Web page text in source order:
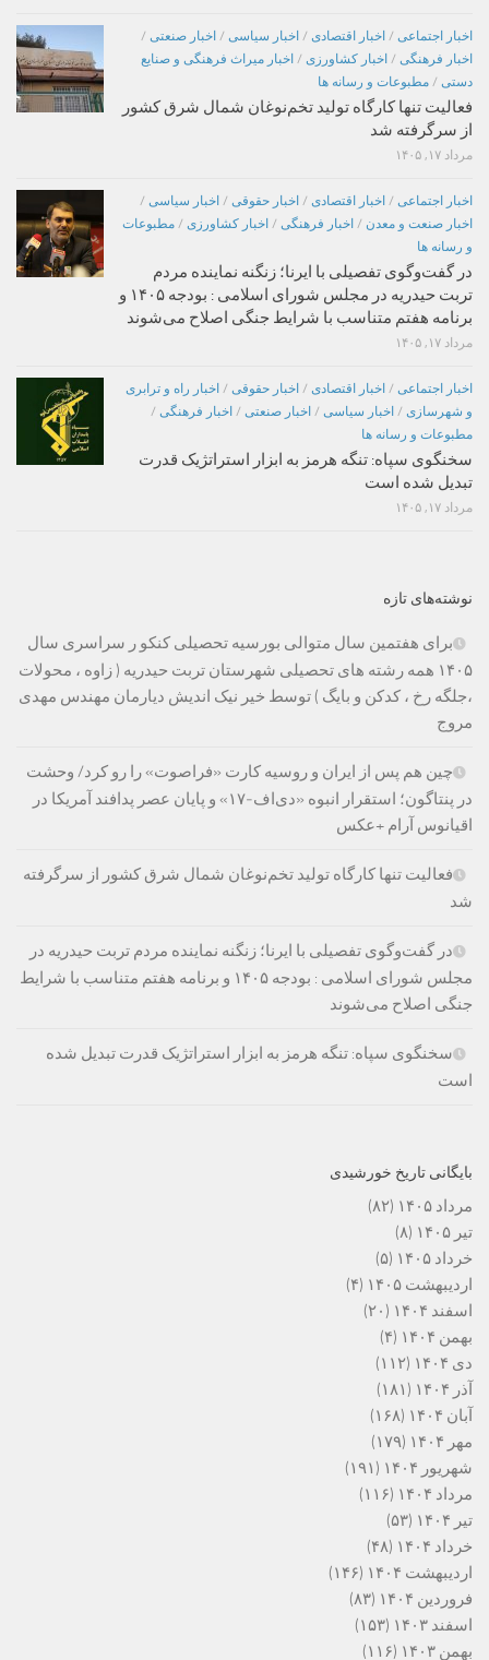
اخبار اجتماعی / اخبار اقتصادی / اخبار سیاسی / اخبار صنعتی /
اخبار فرهنگی / اخبار کشاورزی / اخبار میراث فرهنگی و صنایع
دستی / مطبوعات و رسانه ها
فعالیت تنها کارگاه تولید تخم‌نوغان شمال شرق کشور
از سرگرفته شد
مرداد ۱۷, ۱۴۰۵
اخبار اجتماعی / اخبار اقتصادی / اخبار حقوقی / اخبار سیاسی /
اخبار صنعت و معدن / اخبار فرهنگی / اخبار کشاورزی / مطبوعات
و رسانه ها
در گفت‌وگوی تفصیلی با ایرنا؛ زنگنه نماینده مردم
تربت حیدریه در مجلس شورای اسلامی : بودجه ۱۴۰۵ و
برنامه هفتم متناسب با شرایط جنگی اصلاح می‌شوند
مرداد ۱۷, ۱۴۰۵
اخبار اجتماعی / اخبار اقتصادی / اخبار حقوقی / اخبار راه و ترابری
و شهرسازی / اخبار سیاسی / اخبار صنعتی / اخبار فرهنگی /
مطبوعات و رسانه ها
سخنگوی سپاه: تنگه هرمز به ابزار استراتژیک قدرت
تبدیل شده است
مرداد ۱۷, ۱۴۰۵
نوشته‌های تازه
برای هفتمین سال متوالی بورسیه تحصیلی کنکو ر سراسری سال
۱۴۰۵ همه رشته های تحصیلی شهرستان تربت حیدریه ( زاوه ، محولات
،جلگه رخ ، کدکن و بایگ ) توسط خیر نیک اندیش دیارمان مهندس مهدی
مروج
چین هم پس از ایران و روسیه کارت «فراصوت» را رو کرد/ وحشت
در پنتاگون؛ استقرار انبوه «دی‌اف‑۱۷» و پایان عصر پدافند آمریکا در
اقیانوس آرام +عکس
فعالیت تنها کارگاه تولید تخم‌نوغان شمال شرق کشور از سرگرفته
شد
در گفت‌وگوی تفصیلی با ایرنا؛ زنگنه نماینده مردم تربت حیدریه در
مجلس شورای اسلامی : بودجه ۱۴۰۵ و برنامه هفتم متناسب با شرایط
جنگی اصلاح می‌شوند
سخنگوی سپاه: تنگه هرمز به ابزار استراتژیک قدرت تبدیل شده
است
بایگانی تاریخ خورشیدی
مرداد ۱۴۰۵
(۸۲)
تیر ۱۴۰۵
(۸)
خرداد ۱۴۰۵
(۵)
اردیبهشت ۱۴۰۵
(۴)
اسفند ۱۴۰۴
(۲۰)
بهمن ۱۴۰۴
(۴)
دی ۱۴۰۴
(۱۱۲)
آذر ۱۴۰۴
(۱۸۱)
آبان ۱۴۰۴
(۱۶۸)
مهر ۱۴۰۴
(۱۷۹)
شهریور ۱۴۰۴
(۱۹۱)
مرداد ۱۴۰۴
(۱۱۶)
تیر ۱۴۰۴
(۵۳)
خرداد ۱۴۰۴
(۴۸)
اردیبهشت ۱۴۰۴
(۱۴۶)
فروردین ۱۴۰۴
(۸۳)
اسفند ۱۴۰۳
(۱۵۳)
بهمن ۱۴۰۳
(۱۱۶)